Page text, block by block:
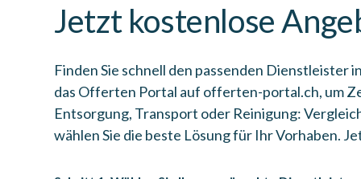
Jetzt kostenlose
Finden Sie schnell den passenden Dienstleister
das Offerten Portal auf offerten-portal.ch, um
Entsorgung, Transport oder Reinigung:
wählen Sie die beste Lösung für Ihr Vorhaben.